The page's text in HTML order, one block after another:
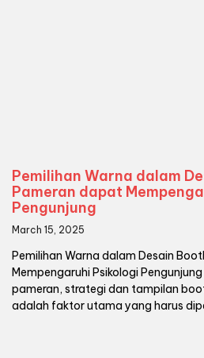
Pemilihan Warna dalam
Pameran dapat
Pengunjung
March 15, 2025
Pemilihan Warna dalam Desain
Mempengaruhi Psikologi
pameran, strategi dan tampilan
adalah faktor utama yang harus